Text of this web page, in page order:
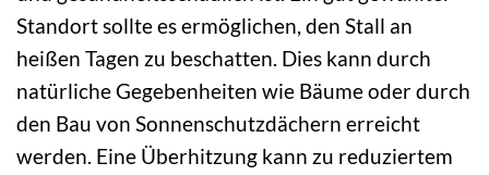
Standort sollte es ermöglichen, den Stall an
heißen Tagen zu beschatten. Dies kann durch
natürliche Gegebenheiten wie Bäume oder durch
den Bau von Sonnenschutzdächern erreicht
werden. Eine Überhitzung kann zu reduziertem